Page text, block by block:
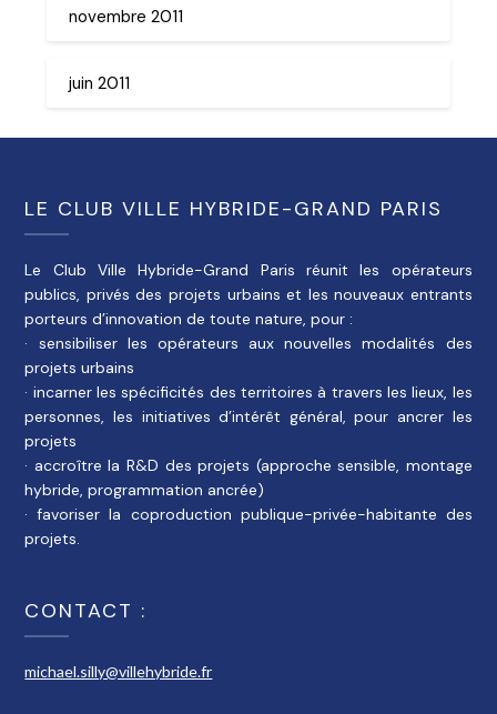
novembre 2011
juin 2011
LE CLUB VILLE HYBRIDE-GRAND PARIS
Le Club Ville Hybride-Grand Paris réunit les opérateurs
publics, privés des projets urbains et les nouveaux entrants
porteurs d’innovation de toute nature, pour :
· sensibiliser les opérateurs aux nouvelles modalités des
projets urbains
· incarner les spécificités des territoires à travers les lieux, les
personnes, les initiatives d’intérêt général, pour ancrer les
projets
· accroître la R&D des projets (approche sensible, montage
hybride, programmation ancrée)
· favoriser la coproduction publique-privée-habitante des
projets.
CONTACT :
michael.silly@villehybride.fr